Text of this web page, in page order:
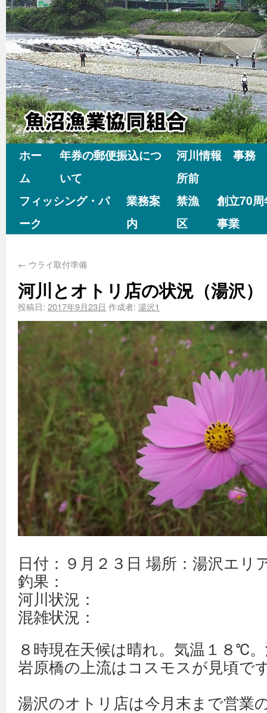
ホー
ム
年券の郵便振込につ
いて
河川情報 事務
所前
フィッシング・パ
ーク
業務案
内
禁漁
区
創立70
事業
← ウライ取付準備
河川とオトリ店の状況（湯沢）
投稿日: 2017年9月23日 作成者: 湯沢1
日付：９月２３日 場所：湯沢エリ
釣果：
河川状況：
混雑状況：
８時現在天候は晴れ。気温１８℃
岩原橋の上流はコスモスが見頃で
湯沢のオトリ店は今月末まで営業